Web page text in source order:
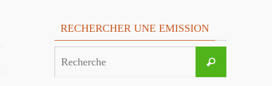
RECHERCHER UNE EMISSION
Recherche